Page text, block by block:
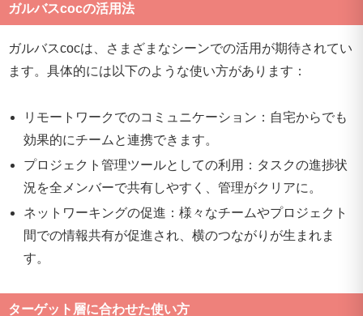
ガルバスcocの活用法
ガルバスcocは、さまざまなシーンでの活用が期待されてい
ます。具体的には以下のような使い方があります：
リモートワークでのコミュニケーション：自宅からでも
効果的にチームと連携できます。
プロジェクト管理ツールとしての利用：タスクの進捗状
況を全メンバーで共有しやすく、管理がクリアに。
ネットワーキングの促進：様々なチームやプロジェクト
間での情報共有が促進され、横のつながりが生まれま
す。
ターゲット層に合わせた使い方